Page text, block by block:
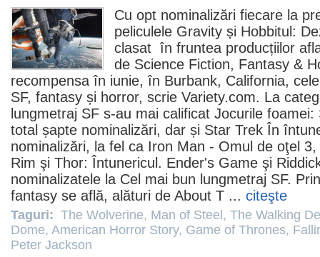
Cu opt nominalizări fiecare la
peliculele Gravity și Hobbitul:
clasat în fruntea producțiilor
de Science Fiction, Fantasy &
recompensa în iunie, în Burbank, California,
SF, fantasy și horror, scrie Variety.com. La
lungmetraj SF s-au mai calificat Jocurile
total șapte nominalizări, dar și Star Trek În
nominalizări, la fel ca Iron Man - Omul de oţel 3,
Rim şi Thor: Întunericul. Ender's Game şi
nominalizatele la Cel mai bun lungmetraj SF.
fantasy se află, alături de About T ... citeşte
Taguri: The Wolverine, Man of Steel , The Walking
Dome, American Horror Story, Game of Thrones,
Peter Jackson